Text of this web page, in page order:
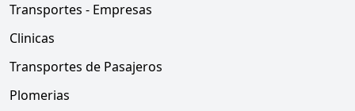
Transportes - Empresas
Clinicas
Transportes de Pasajeros
Plomerias